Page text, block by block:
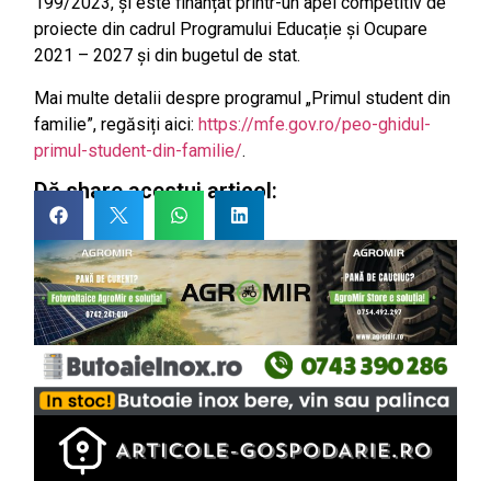
proiecte din cadrul Programului Educație și Ocupare
2021 – 2027 și din bugetul de stat.
Mai multe detalii despre programul „Primul student din
familie”, regăsiți aici:https://mfe.gov.ro/peo-ghidul-
primul-student-din-familie/.
Dă share acestui articol: